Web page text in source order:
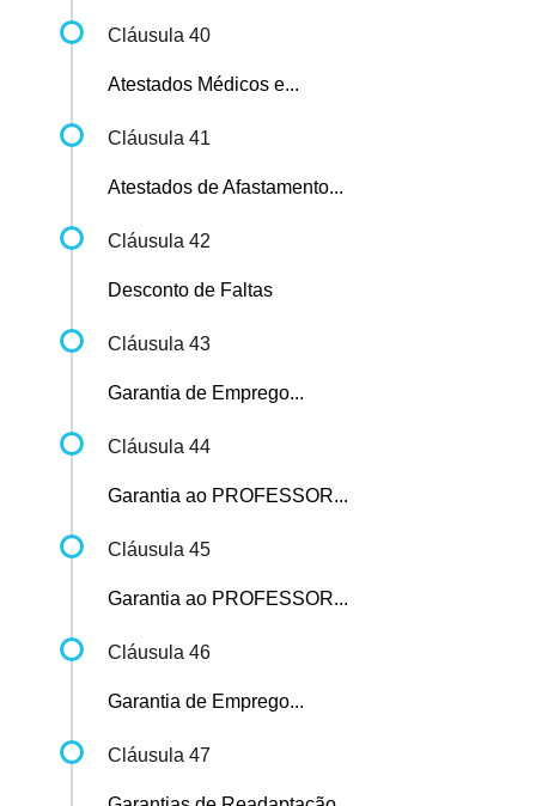
Cláusula 40
Atestados Médicos e...
Cláusula 41
Atestados de Afastamento...
Cláusula 42
Desconto de Faltas
Cláusula 43
Garantia de Emprego...
Cláusula 44
Garantia ao PROFESSOR...
Cláusula 45
Garantia ao PROFESSOR...
Cláusula 46
Garantia de Emprego...
Cláusula 47